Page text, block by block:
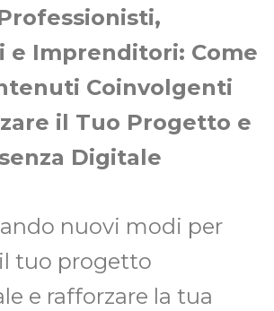
e Imprenditori: Come
Coinvolgenti
il Tuo Progetto e
Digitale
nuovi modi per
tuo progetto
e rafforzare la tua